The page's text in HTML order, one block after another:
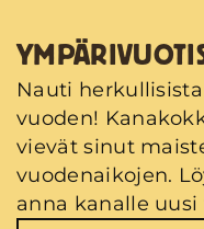
Nauti
vuoden!
vievät sinut
vuodenaikojen.
anna kanalle